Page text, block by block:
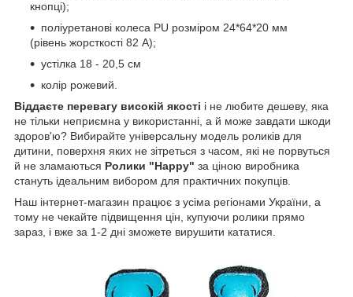
кнопці);
поліуретанові колеса PU розміром 24*64*20 мм
(рівень жорсткості 82 А);
устілка 18 - 20,5 см
колір рожевий.
Віддаєте перевагу високій якості і не любите дешеву, яка
не тільки неприємна у використанні, а й може завдати шкоди
здоров'ю? Вибирайте універсальну модель роликів для
дитини, поверхня яких не зітреться з часом, які не порвуться
й не зламаються Ролики "Happy" за ціною виробника
стануть ідеальним вибором для практичних покупців.
Наш інтернет-магазин працює з усіма регіонами України, а
тому не чекайте підвищення цін, купуючи ролики прямо
зараз, і вже за 1-2 дні зможете вирушити кататися.